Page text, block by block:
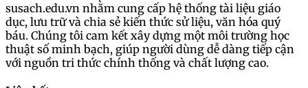
susach.edu.vn nhằm cung cấp hệ thống tài liệu giáo
dục, lưu trữ và chia sẻ kiến thức sử liệu, văn hóa quý
báu. Chúng tôi cam kết xây dựng một môi trường học
thuật số minh bạch, giúp người dùng dễ dàng tiếp cận
với nguồn tri thức chính thống và chất lượng cao.